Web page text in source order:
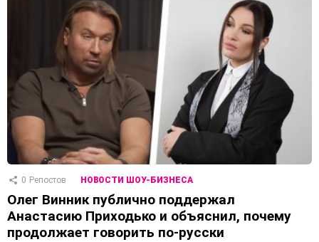
0 Репостов НОВОСТИ ШОУ-БИЗНЕСА
Олег Винник публично поддержал
Анастасию Приходько и объяснил, почему
продолжает говорить по-русски